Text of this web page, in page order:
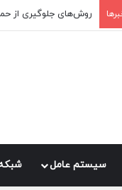
سيستم عامل